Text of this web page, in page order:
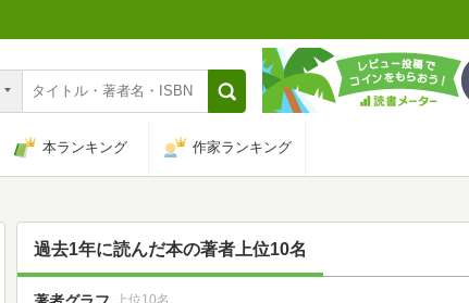
本ランキング 作家ランキング
過去1年に読んだ本の著者上位10名
上位10名